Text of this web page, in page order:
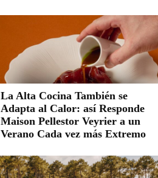
La Alta Cocina También se
Adapta al Calor: así Responde
Maison Pellestor Veyrier a un
Verano Cada vez más Extremo